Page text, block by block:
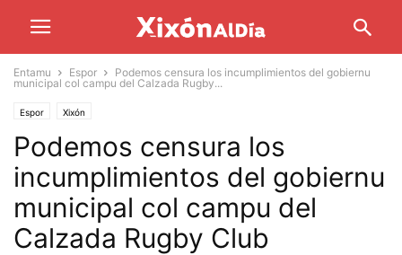
Entamu Espor
Podemos censura los incumplimientos del gobiernu
municipal col campu del Calzada Rugby...
Espor Xixón
Podemos censura los
incumplimientos del gobiernu
municipal col campu del
Calzada Rugby Club